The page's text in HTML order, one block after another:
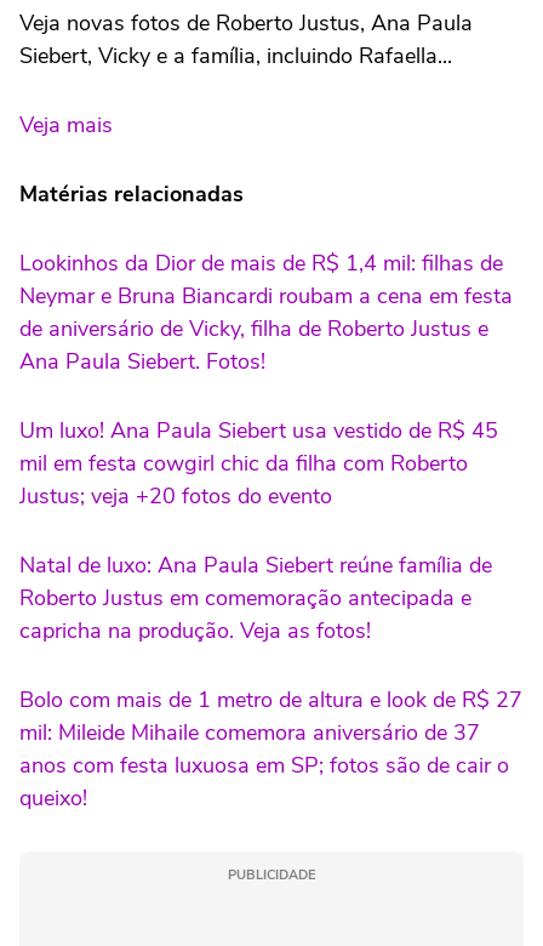
Veja novas fotos de Roberto Justus, Ana Paula
Siebert, Vicky e a família, incluindo Rafaella...
Veja mais
Matérias relacionadas
Lookinhos da Dior de mais de R$ 1,4 mil: filhas de
Neymar e Bruna Biancardi roubam a cena em festa
de aniversário de Vicky, filha de Roberto Justus e
Ana Paula Siebert. Fotos!
Um luxo! Ana Paula Siebert usa vestido de R$ 45
mil em festa cowgirl chic da filha com Roberto
Justus; veja +20 fotos do evento
Natal de luxo: Ana Paula Siebert reúne família de
Roberto Justus em comemoração antecipada e
capricha na produção. Veja as fotos!
Bolo com mais de 1 metro de altura e look de R$ 27
mil: Mileide Mihaile comemora aniversário de 37
anos com festa luxuosa em SP; fotos são de cair o
queixo!
PUBLICIDADE